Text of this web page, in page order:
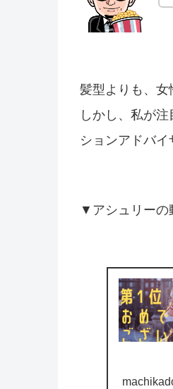
髪型よりも、女
しかし、私が
ションアドバイ
▼アシュリーの